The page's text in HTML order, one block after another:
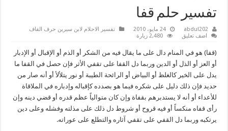
تفسير حلم قفا
abdul202 24 مايو، 2010
تفسير الاحلام لابن سيرين حرف القاف
اضف تعليق
2,480 زيارة
(قفا) هو في المنام دال على ما يقال فيه من الشكر أو الذم أو الإقبال أو الإدبار
أو العز أو الذل أو الدين وربما دل القفا على تقفي الأثر فإن حصل في القفا ما
يدل على الخير كالغلظ أو البياض أو الرائحة الطيبة أو نور يتلألأ أو أنه صار من
حديد فإن ذلك دليل على شكره فيما هو بصدده كإقباله وإدباره في الملاقاة
للأعداء أو أنه لا يستدبرهم بقفاة وإن كان متوالياً عظم قدره أو قضي دينه وإن
رأى قفاه منكساً أو فيه قروح أو شروط دل ذلك على مذلته وفشله وعلى دين
يرتكبه وربما دل القفي على تقفي آثاره والتطلع على عوراته.